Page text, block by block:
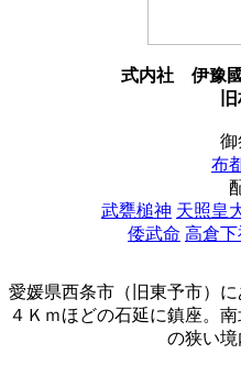
式内社
伊豫
御
布
武甕槌神 天照皇
倭武命 高倉下
愛媛県西条市（旧東予市）
４Ｋｍほどの石延に鎮座。
の狭い境